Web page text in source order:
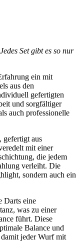
Jedes Set gibt es so nur
ein mit
aus den
gefertigten
und sorgfältiger
auch professionelle
, gefertigt aus
mit einer
die jedem
verleiht. Die
sondern auch ein
Darts eine
was zu einer
führt. Diese
Balance und
jeder Wurf mit